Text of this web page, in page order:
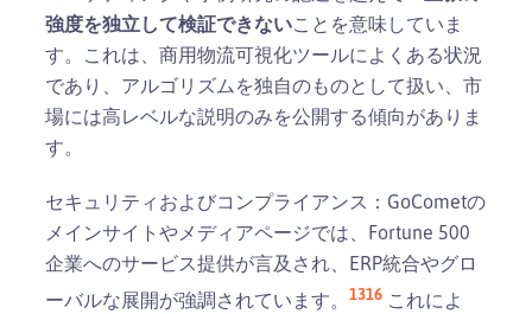
強度を独立して検証できないことを意味していま
す。これは、商用物流可視化ツールによくある状況
であり、アルゴリズムを独自のものとして扱い、市
場には高レベルな説明のみを公開する傾向がありま
す。
セキュリティおよびコンプライアンス：GoCometの
メインサイトやメディアページでは、Fortune 500
企業へのサービス提供が言及され、ERP統合やグロ
ーバルな展開が強調されています。 1316 これによ